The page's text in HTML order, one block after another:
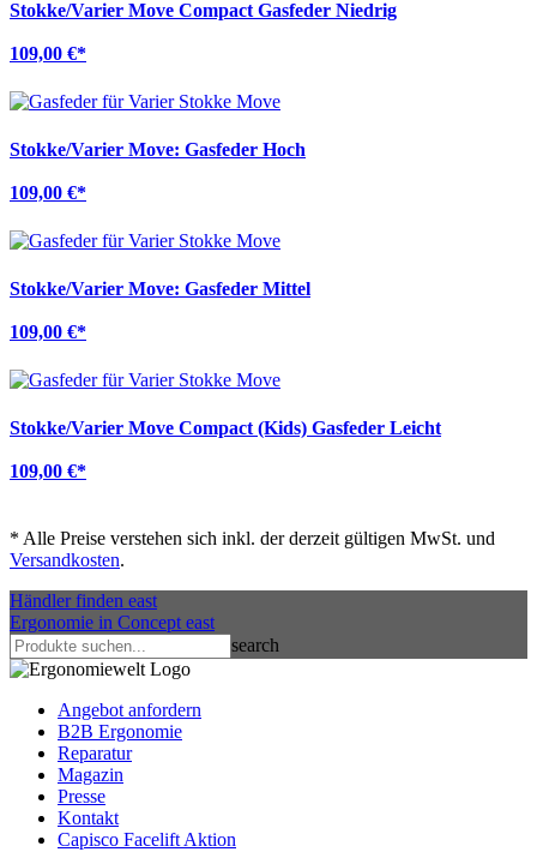
Stokke/Varier Move Compact Gasfeder Niedrig
109,00 €*
Stokke/Varier Move: Gasfeder Hoch
109,00 €*
Stokke/Varier Move: Gasfeder Mittel
109,00 €*
Stokke/Varier Move Compact (Kids) Gasfeder Leicht
109,00 €*
* Alle Preise verstehen sich inkl. der derzeit gültigen MwSt. und
Versandkosten.
Händler finden east
Ergonomie in Concept east
search
Angebot anfordern
B2B Ergonomie
Reparatur
Magazin
Presse
Kontakt
Capisco Facelift Aktion